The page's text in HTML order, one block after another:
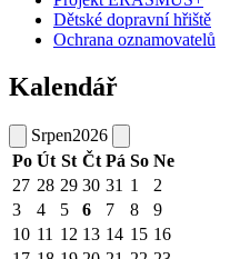
Dětské dopravní hřiště
Ochrana oznamovatelů
Kalendář
Srpen2026
Po Út St Čt Pá So Ne
27 28 29 30 31 1
2
3
4 5 6 7 8
9
10 11 12 13 14 15 16